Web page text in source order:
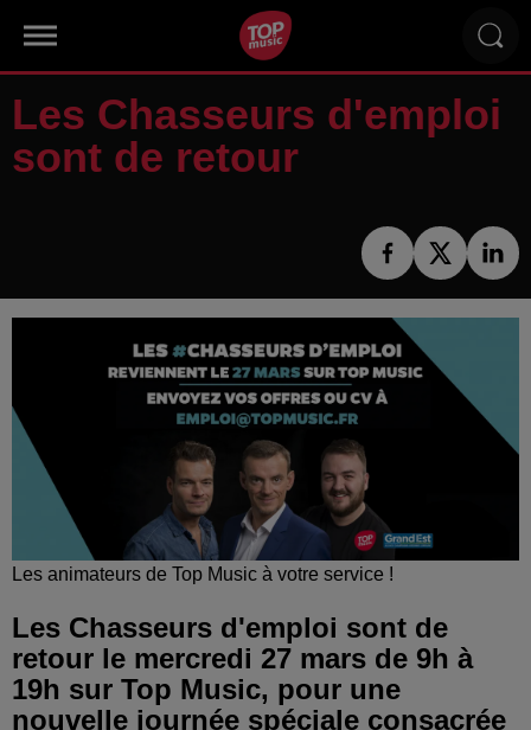
Les Chasseurs d'emploi
sont de retour
Les animateurs de Top Music à votre service !
Les Chasseurs d'emploi sont de
retour le mercredi 27 mars de 9h à
19h sur Top Music, pour une
nouvelle journée spéciale consacrée